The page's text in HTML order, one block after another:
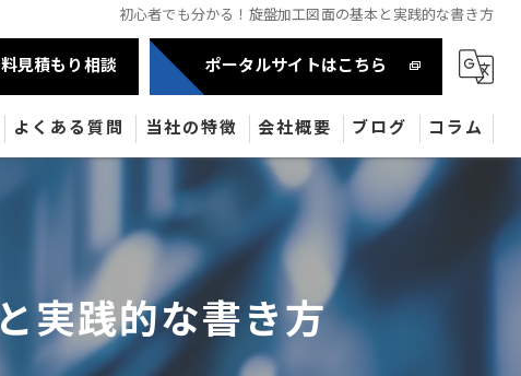
初心者でも分かる！旋盤加工図面の基本と実践的な書き方
見積もり相談 ポータルサイトはこちら
よくある質問 当社の特徴
半導体
産業機械部品
油圧機器
会社概要 ブログ コラム
実践的な書き方